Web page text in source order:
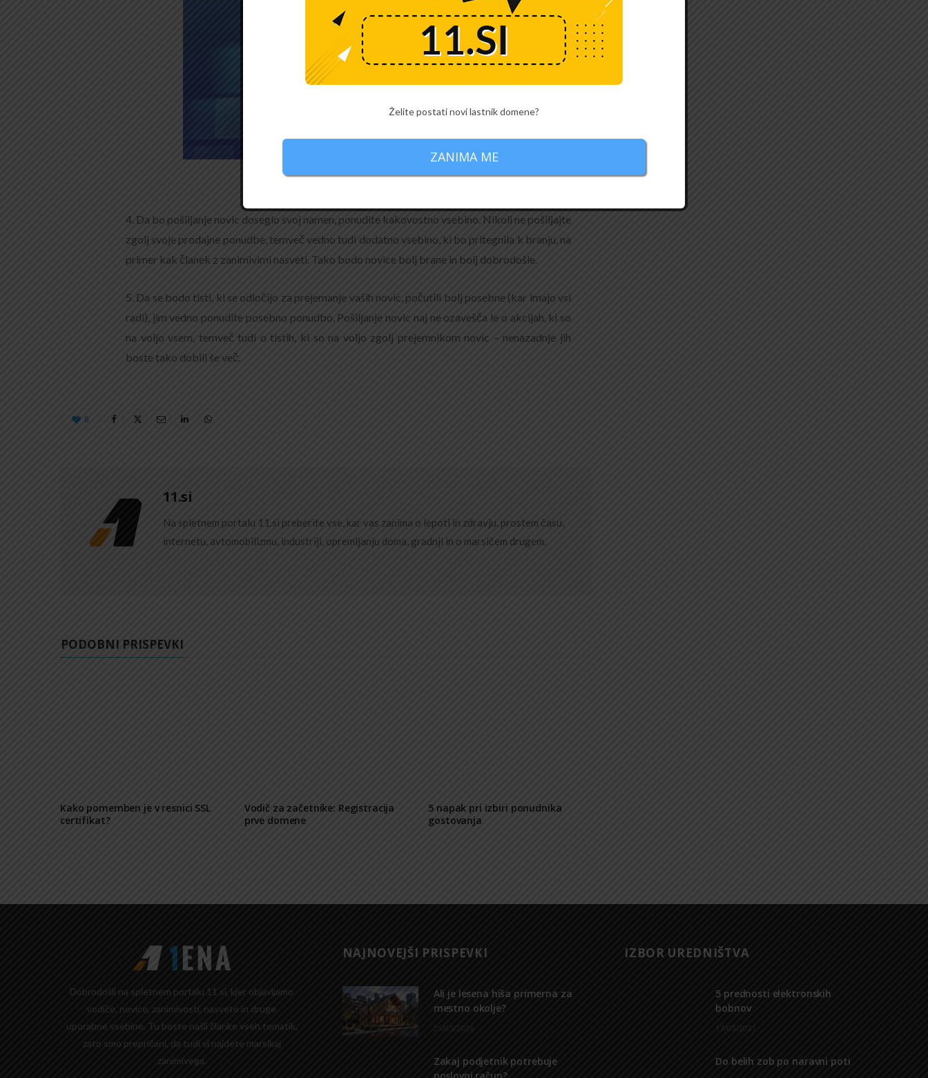
S pošiljanjem novic nikar ne pretiravajte.
4. Da bo pošiljanje novic doseglo svoj namen, ponudite kakovostno vsebino. Nikoli ne pošiljajte
zgolj svoje prodajne ponudbe, temveč vedno tudi dodatno vsebino, ki bo pritegnila k branju, na
primer kak članek z zanimivimi nasveti. Tako bodo novice bolj brane in bolj dobrodošle.
5. Da se bodo tisti, ki se odločijo za prejemanje vaših novic, počutili bolj posebne (kar imajo vsi
radi), jim vedno ponudite posebno ponudbo. Pošiljanje novic naj ne ozavešča le o akcijah, ki so
na voljo vsem, temveč tudi o tistih, ki so na voljo zgolj prejemnikom novic – nenazadnje jih
boste tako dobili še več.
0
11.si
Na spletnem portalu 11.si preberite vse, kar vas zanima o lepoti in zdravju, prostem času,
internetu, avtomobilizmu, industriji, opremljanju doma, gradnji in o marsičem drugem.
PODOBNI PRISPEVKI
Kako pomemben je v resnici SSL
certifikat?
Vodič za začetnike: Registracija
prve domene
5 napak pri izbiri ponudnika
gostovanja
Dobrodošli na spletnem portalu 11.si, kjer objavljamo
vodiče, novice, zanimivosti, nasvete in druge
uporabne vsebine. Tu boste našli članke vseh tematik,
zato smo prepričani, da tudi vi najdete marsikaj
zanimivega.
NAJNOVEJŠI PRISPEVKI
Ali je lesena hiša primerna za
mestno okolje?
25/05/2026
Zakaj podjetnik potrebuje
poslovni račun?
IZBOR UREDNIŠTVA
5 prednosti elektronskih
bobnov
17/05/2021
Do belih zob po naravni poti
Želite postati novi lastnik domene?
ZANIMA ME